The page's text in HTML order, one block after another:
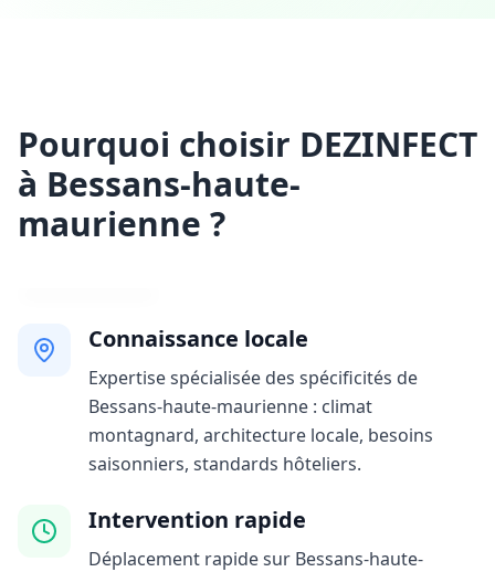
Pourquoi choisir DEZINFECT
à Bessans-haute-
maurienne ?
Connaissance locale
Expertise spécialisée des spécificités de
Bessans-haute-maurienne : climat
montagnard, architecture locale, besoins
saisonniers, standards hôteliers.
Intervention rapide
Déplacement rapide sur Bessans-haute-